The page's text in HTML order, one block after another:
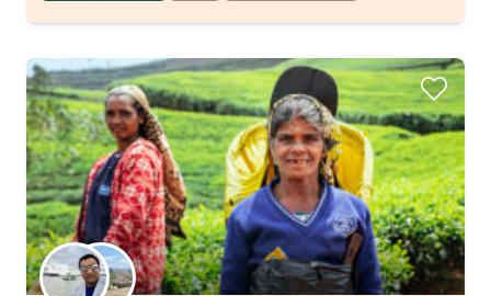
Kies jouw favoriete local